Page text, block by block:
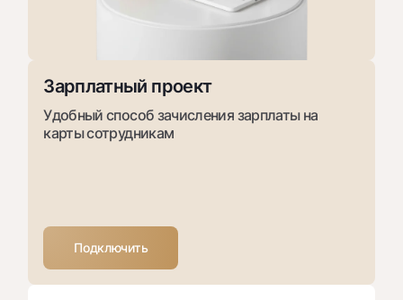
Зарплатный проект
Удобный способ зачисления зарплаты на
карты сотрудникам
Подключить